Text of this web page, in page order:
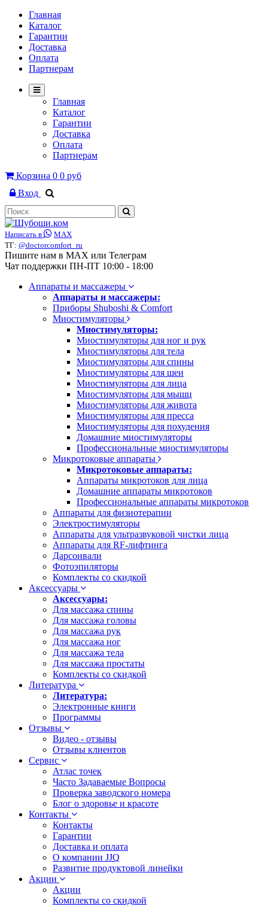
Главная
Каталог
Гарантии
Доставка
Оплата
Партнерам
Главная
Каталог
Гарантии
Доставка
Оплата
Партнерам
Корзина 0 0 руб
Вход
Написать в
MAX
ТГ: @doctorcomfort_ru
Пишите нам в MAX или Телеграм
Чат поддержки ПН-ПТ 10:00 - 18:00
Аппараты и массажеры
Аппараты и массажеры:
Приборы Shuboshi & Comfort
Миостимуляторы
Миостимуляторы:
Миостимуляторы для ног и рук
Миостимуляторы для тела
Миостимуляторы для спины
Миостимуляторы для шеи
Миостимуляторы для лица
Миостимуляторы для мышц
Миостимуляторы для живота
Миостимуляторы для пресса
Миостимуляторы для похудения
Домашние миостимуляторы
Профессиональные миостимуляторы
Микротоковые аппараты
Микротоковые аппараты:
Аппараты микротоков для лица
Домашние аппараты микротоков
Профессиональные аппараты микротоков
Аппараты для физиотерапии
Электростимуляторы
Аппараты для ультразвуковой чистки лица
Аппараты для RF-лифтинга
Дарсонвали
Фотоэпиляторы
Комплекты со скидкой
Аксессуары
Аксессуары:
Для массажа спины
Для массажа головы
Для массажа рук
Для массажа ног
Для массажа тела
Для массажа простаты
Комплекты со скидкой
Литература
Литература:
Электронные книги
Программы
Отзывы
Видео - отзывы
Отзывы клиентов
Сервис
Атлас точек
Часто Задаваемые Вопросы
Проверка заводского номера
Блог о здоровье и красоте
Контакты
Контакты
Гарантии
Доставка и оплата
О компании JJQ
Развитие продуктовой линейки
Акции
Акции
Комплекты со скидкой